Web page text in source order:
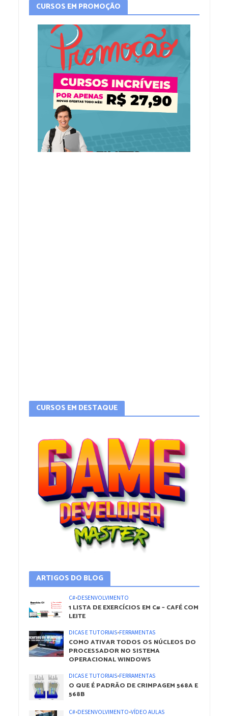
CURSOS EM PROMOÇÃO
CURSOS EM DESTAQUE
ARTIGOS DO BLOG
C#•DESENVOLVIMENTO
1 LISTA DE EXERCÍCIOS EM C# – CAFÉ COM
LEITE
DICAS E TUTORIAIS•FERRAMENTAS
COMO ATIVAR TODOS OS NÚCLEOS DO
PROCESSADOR NO SISTEMA
OPERACIONAL WINDOWS
DICAS E TUTORIAIS•FERRAMENTAS
O QUE É PADRÃO DE CRIMPAGEM 568A E
568B
C#•DESENVOLVIMENTO•VÍDEO AULAS